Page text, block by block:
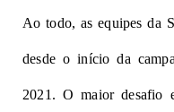
Ao todo, as equipes da
desde o início da
2021. O maior desafio